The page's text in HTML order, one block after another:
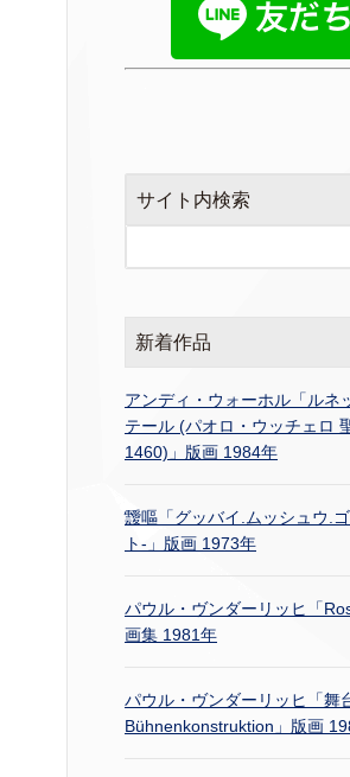
サイト内検索
新着作品
アンディ・ウォーホル「ルネ
テール (パオロ・ウッチェロ
1460)」版画 1984年
靉嘔「グッバイ.ムッシュウ.
ト-」版画 1973年
パウル・ヴンダーリッヒ「
画集 1981年
パウル・ヴンダーリッヒ「舞
Bühnenkonstruktion」版画